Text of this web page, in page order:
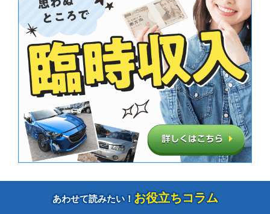
あわせて読みたい！ お役立ちコラム